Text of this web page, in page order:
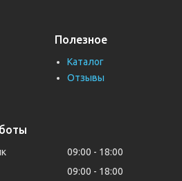
Полезное
Каталог
Отзывы
09:00
18:00
09:00
18:00